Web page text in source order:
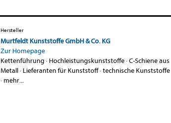
Hersteller
Murtfeldt Kunststoffe GmbH & Co. KG
Zur Homepage
Kettenführung · Hochleistungskunststoffe·C-Schiene aus
Metall· Lieferanten für Kunststoff·technische Kunststoffe
· mehr...